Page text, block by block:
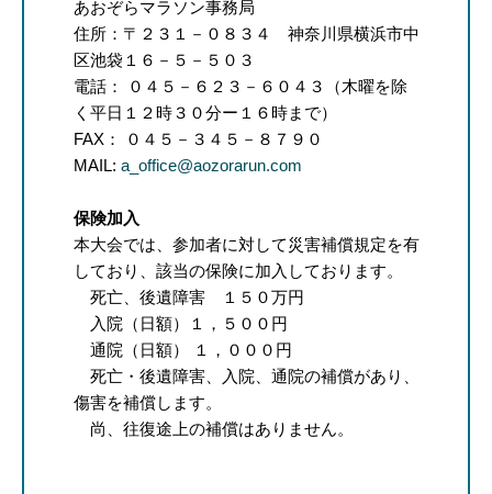
あおぞらマラソン事務局
住所：〒２３１－０８３４ 神奈川県横浜市中
区池袋１６－５－５０３
電話： ０４５－６２３－６０４３（木曜を除
く平日１２時３０分ー１６時まで）
FAX： ０４５－３４５－８７９０
MAIL: a_office@aozorarun.com
保険加入
本大会では、参加者に対して災害補償規定を有
しており、該当の保険に加入しております。
死亡、後遺障害 １５０万円
入院（日額）１，５００円
通院（日額） １，０００円
死亡・後遺障害、入院、通院の補償があり、
傷害を補償します。
尚、往復途上の補償はありません。